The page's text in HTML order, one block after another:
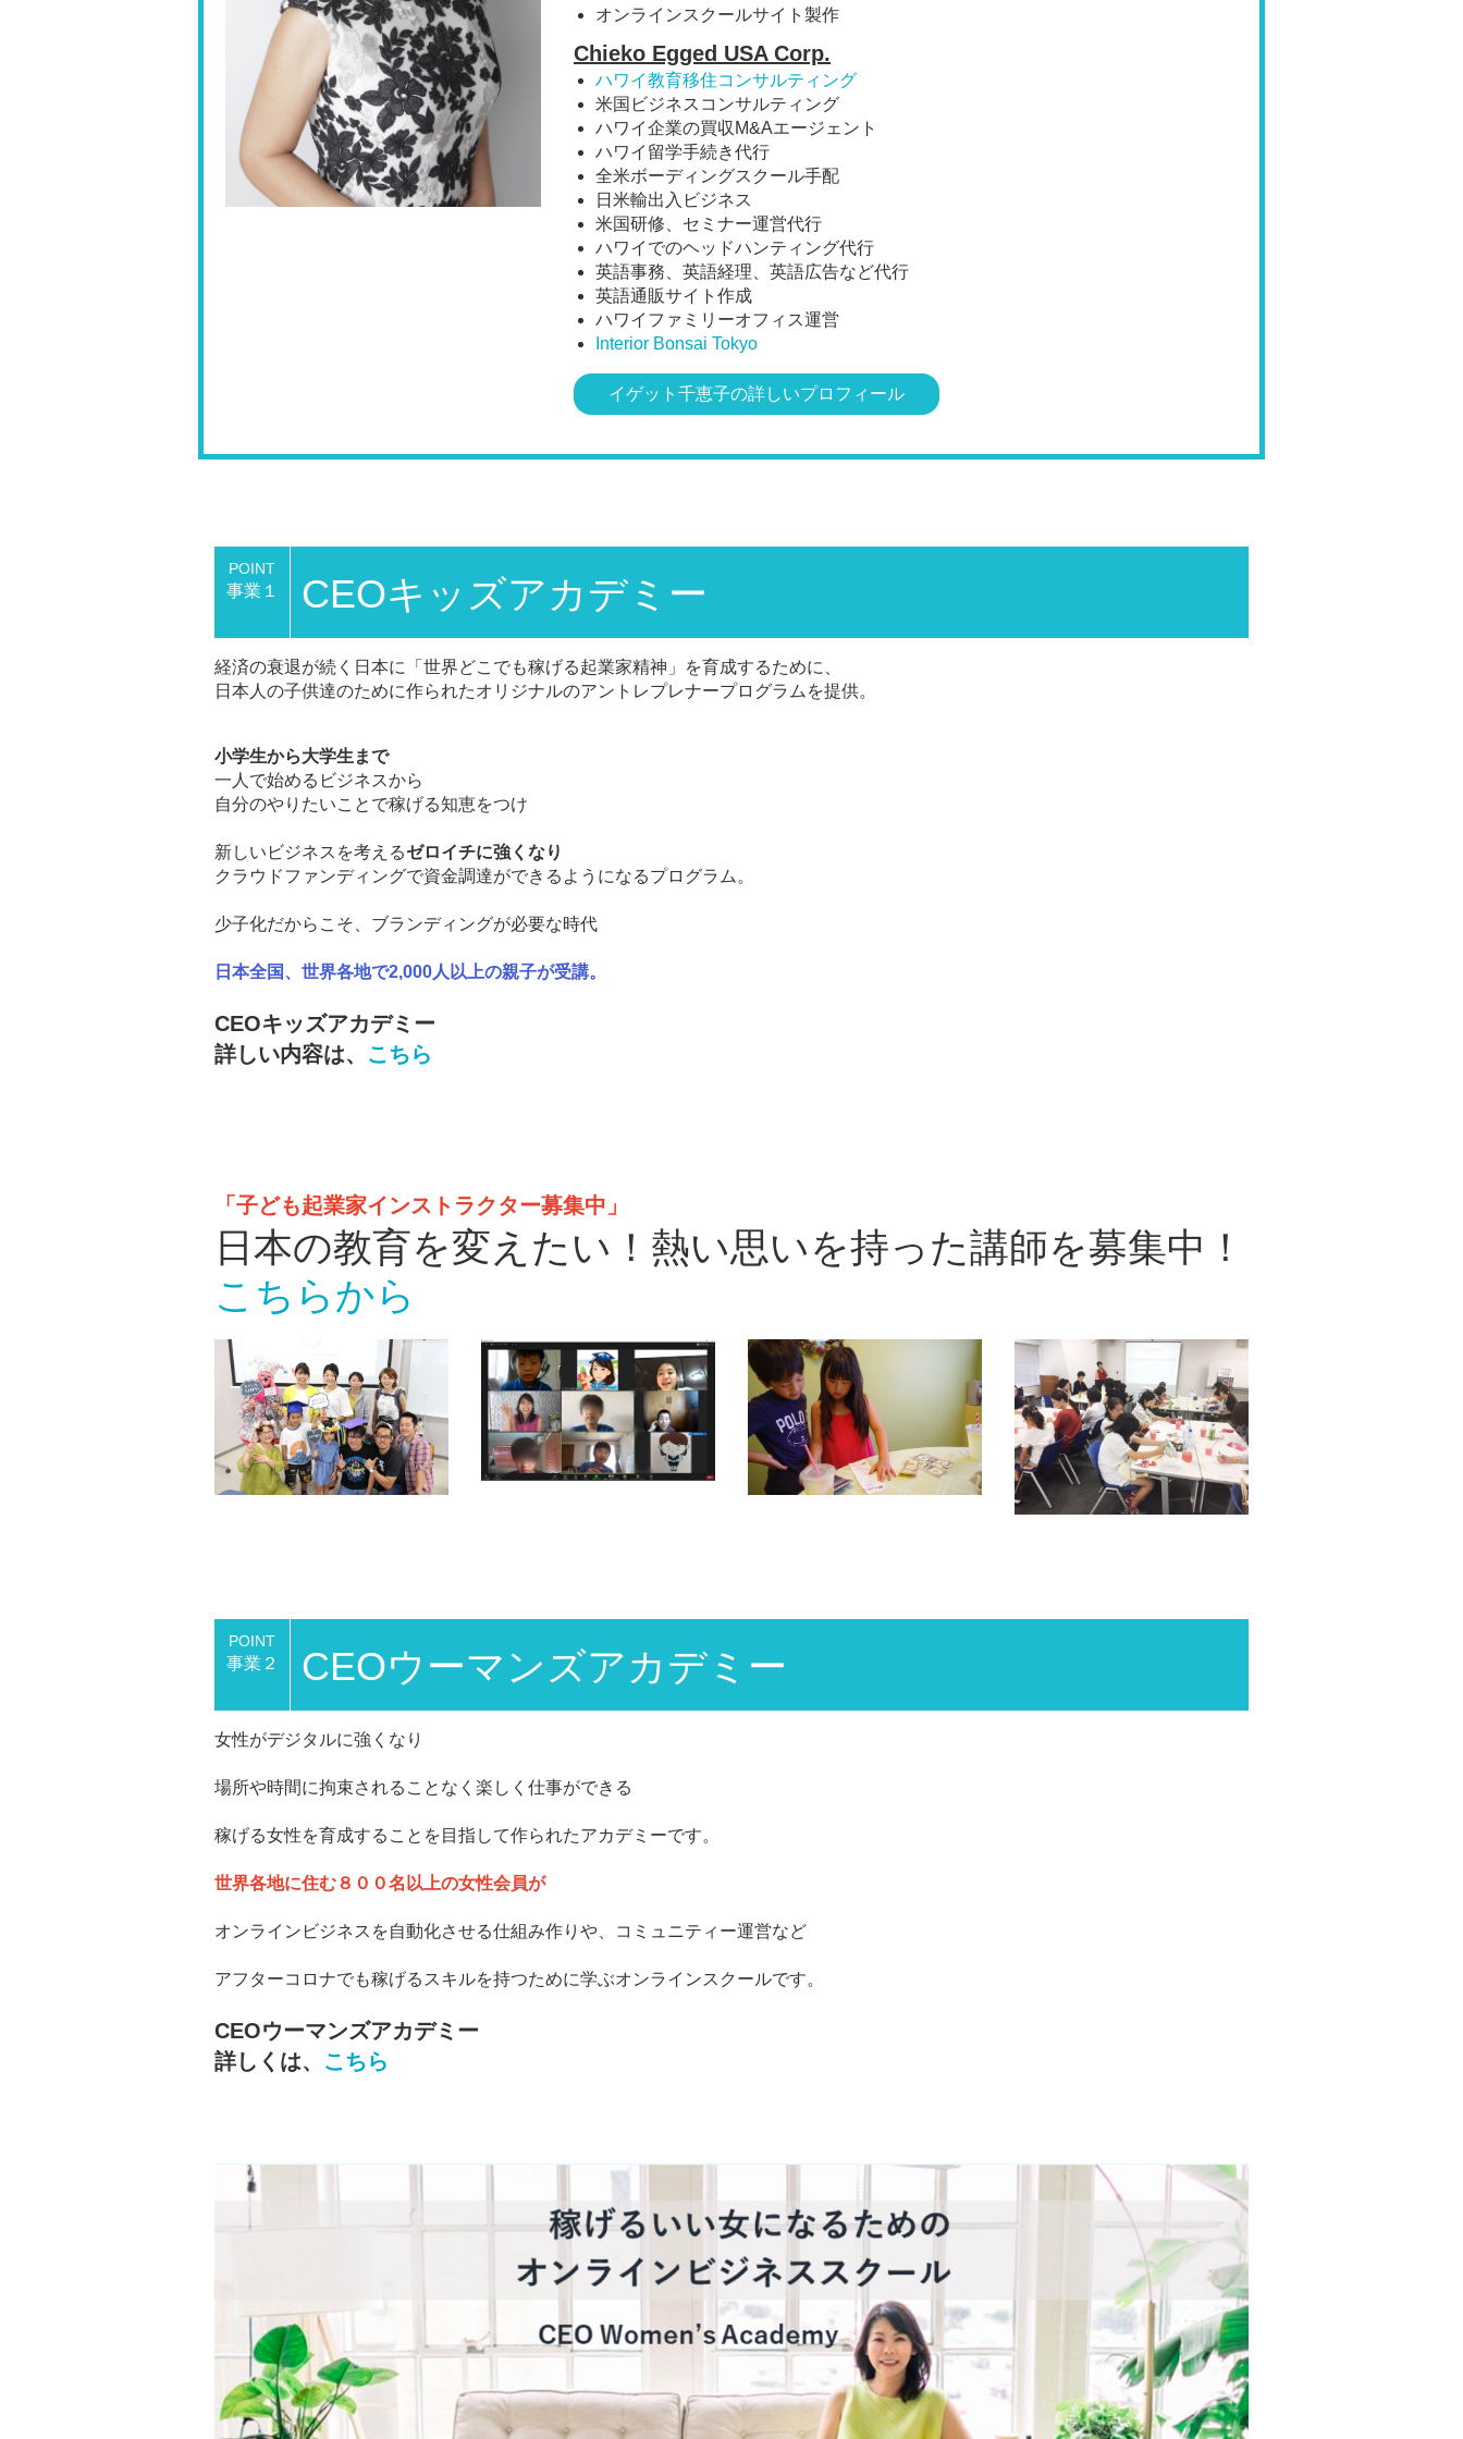
オンラインスクールサイト製作
Chieko Egged USA Corp.
ハワイ教育移住コンサルティング
米国ビジネスコンサルティング
ハワイ企業の買収M&Aエージェント
ハワイ留学手続き代行
全米ボーディングスクール手配
日米輸出入ビジネス
米国研修、セミナー運営代行
ハワイでのヘッドハンティング代行
英語事務、英語経理、英語広告など代行
英語通販サイト作成
ハワイファミリーオフィス運営
Interior Bonsai Tokyo
イゲット千恵子の詳しいプロフィール
POINT
事業１ CEOキッズアカデミー
経済の衰退が続く日本に「世界どこでも稼げる起業家精神」を育成するために、
日本人の子供達のために作られたオリジナルのアントレプレナープログラムを提供。
小学生から大学生まで
一人で始めるビジネスから
自分のやりたいことで稼げる知恵をつけ
新しいビジネスを考えるゼロイチに強くなり
クラウドファンディングで資金調達ができるようになるプログラム。
少子化だからこそ、ブランディングが必要な時代
日本全国、世界各地で2,000人以上の親子が受講。
CEOキッズアカデミー
詳しい内容は、 こちら
「子ども起業家インストラクター募集中」
日本の教育を変えたい！熱い思いを持った講師を募集中！
こちらから
POINT
事業２ CEOウーマンズアカデミー
女性がデジタルに強くなり
場所や時間に拘束されることなく楽しく仕事ができる
稼げる女性を育成することを目指して作られたアカデミーです。
世界各地に住む８００名以上の女性会員が
オンラインビジネスを自動化させる仕組み作りや、コミュニティー運営など
アフターコロナでも稼げるスキルを持つために学ぶオンラインスクールです。
CEOウーマンズアカデミー
詳しくは、 こちら